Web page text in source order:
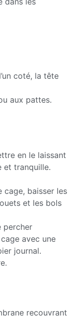
coté, la tête
aux pattes.
en le laissant
et tranquille.
cage, baisser les
et les bols
percher
avec une
journal.
recouvrant